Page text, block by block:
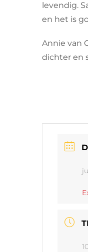
levendig.
en het is
Annie van
dichter en